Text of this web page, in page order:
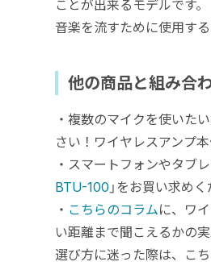
ことが出来るモデルです。
音楽を流すために使用す
他の商品と組み合
・複数のマイクを使いたい
さい！ワイヤレスアンプ
・スマートフォンやタブ
BTU-100 」をお買い求めく
・ こちらのコラムに、ワ
い距離まで聞こえるかの
選び方に迷った際は、こ